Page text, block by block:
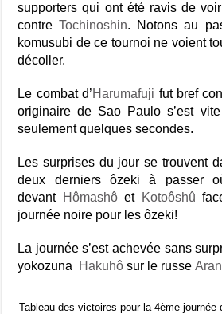
supporters qui ont été ravis de
contreTochinoshin. Notons au
komusubi de ce tournoi ne voient
décoller.
Le combat d’Harumafuji fut bref
originaire de Sao Paulo s’est
seulement quelques secondes.
Les surprises du jour se trouvent
deux derniers ôzeki à passer
devant Hômashôet Kotoôshû
journée noire pour les ôzeki!
La journée s’est achevée sans
yokozuna
Hakuhô sur le russeAran
Tableau des victoires pour la 4ème